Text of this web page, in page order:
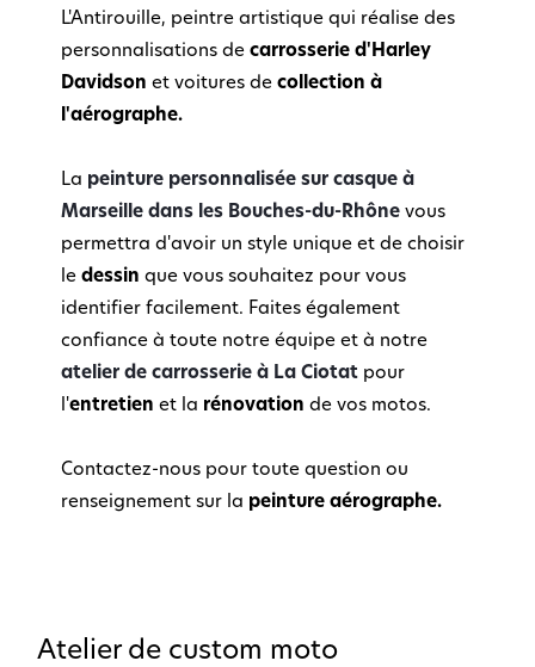
L'Antirouille, peintre artistique qui réalise des
personnalisations decarrosserie d'Harley
Davidson et voitures decollection à
l'aérographe.
La peinture personnalisée sur casque à
Marseille dans les Bouches-du-Rhône vous
permettra d'avoir un style unique et de choisir
ledessin que vous souhaitez pour vous
identifier facilement. Faites également
confiance à toute notre équipe et à notre
atelier de carrosserie à La Ciotat pour
l'entretien et la rénovation de vos motos.
Contactez-nous pour toute question ou
renseignement sur la peinture aérographe.
Atelier de custom moto